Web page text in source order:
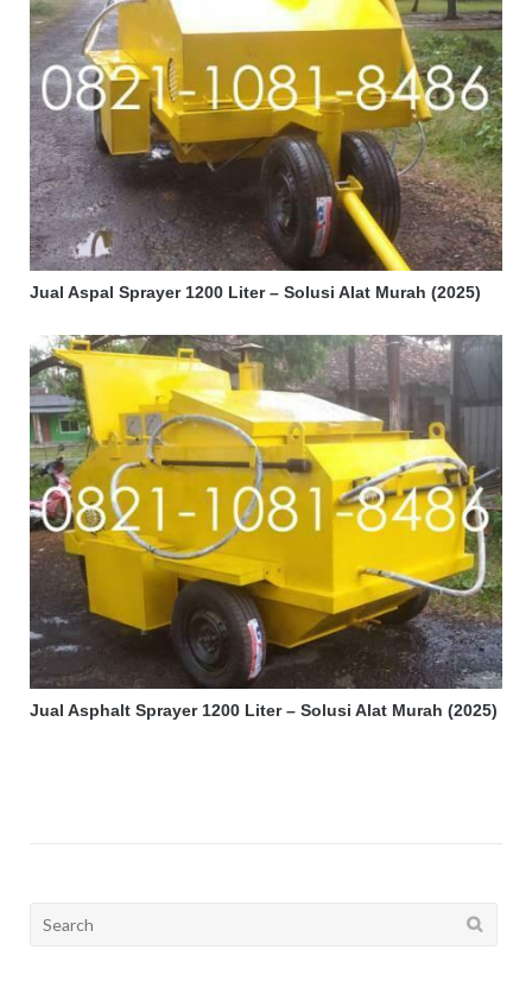
Jual Aspal Sprayer 1200 Liter – Solusi Alat Murah (2025)
Jual Asphalt Sprayer 1200 Liter – Solusi Alat Murah (2025)
Search